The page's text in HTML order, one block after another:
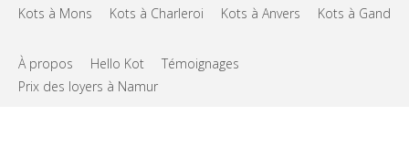
Kots à Mons
Kots à Charleroi Kots à Anvers Kots à Gand
À propos Hello Kot
Témoignages
Prix des loyers à Namur